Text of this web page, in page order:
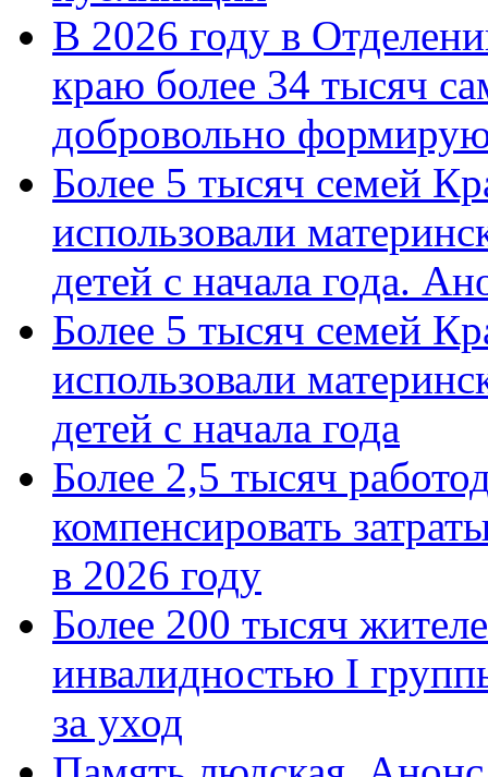
В 2026 году в
краю более 34 тысяч
добровольно
Более 5 тысяч семей
использовали
детей с начала года.
Более 5 тысяч семей
использовали
детей с начала года
Более 2,5 тысяч
компенсировать
в 2026 году
Более 200 тысяч
инвалидностью I
за уход